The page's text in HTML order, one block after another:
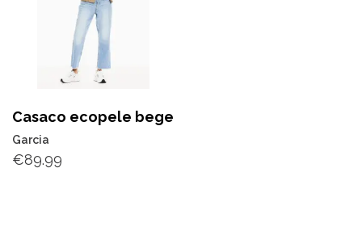
Casaco ecopele bege
Garcia
€89.99